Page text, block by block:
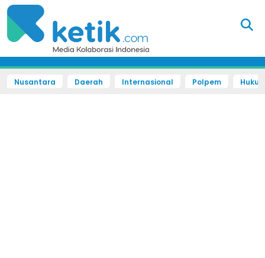
Nusantara Daerah Internasional Polpem